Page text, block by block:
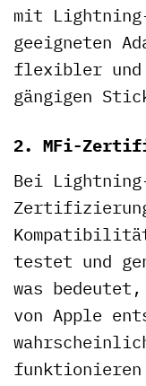
mit
geeigneten
flexibler und
gängigen
2. MFi-
Bei
testet und
was
von Apple
funktionieren